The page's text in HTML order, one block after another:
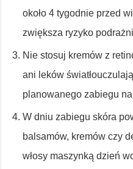
około 4 tygodnie przed
zwiększa ryzyko
Nie stosuj kremów z
ani leków
planowanego zabiegu
W dniu zabiegu skóra
balsamów, kremów czy
włosy maszynką dzień